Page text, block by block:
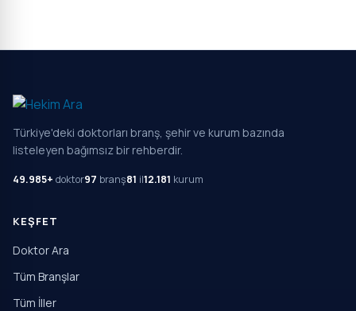
Türkiye'deki doktorları branş, şehir ve kurum bazında
listeleyen bağımsız bir rehberdir.
49.985+ doktor97 branş81 il12.181 kurum
KEŞFET
Doktor Ara
Tüm Branşlar
Tüm İller